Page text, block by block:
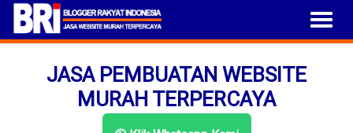
JASA PEMBUATAN WEBSITE
MURAH TERPERCAYA